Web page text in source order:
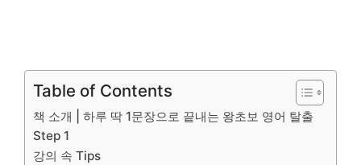
Table of Contents
책 소개 | 하루 딱 1문장으로 끝내는 왕초보 영어 탈출
Step 1
강의 속 Tips